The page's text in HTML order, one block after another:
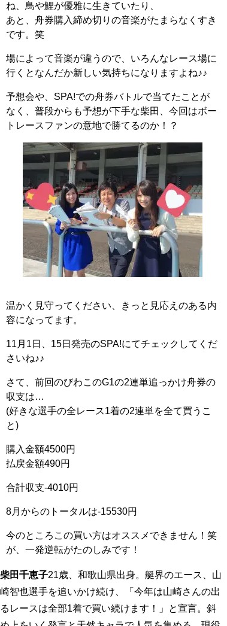
ね、鳥や鯉が優雅に生きていたり、
あと、舟券購入締め切りの音楽がたまらなくすき
です。笑
場によって音楽が違うので、いろんなレース場に
行くとなんだか新しい気持ちになりますよね♪♪
予想会や、SPA!での舟券バトルで当てたことが
なく、普段からも予想が下手な柴田、今回はボー
トレースファンの意地で勝てるのか！？
温かく見守ってください、きっと見応えのある内
容になってます。
11月1日、15日発売のSPA!にてチェックしてくだ
さいね♪♪
さて、前回のびわこのG1の2連単追っかけ舟券の
収支は…
(好きな選手の全レース1着の2連単を全て買うこ
と)
購入金額4500円
払戻金額490円
合計収支-4010円
8月からのトータルは-15530円
今のところこの買い方はオススメできません！笑
が、一発逆転がたのしみです！
柴田千恵子21歳、和歌山県出身。艇界のエース、山
崎智也選手を追いかけ続け、「今年は山崎さんの出
るレースは全部1着で買い続けます！」と宣言。斜